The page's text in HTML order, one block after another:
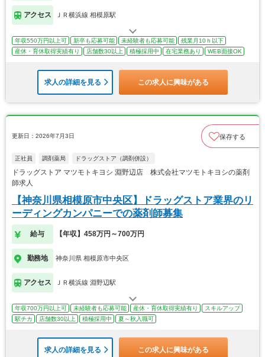
アクセス ＪＲ横浜線 相模原駅
年収550万円以上可 新卒も応募可能 未経験者も応募可能
残業月10ｈ以下
産休・育休取得実績有り
店舗数30以上 積極採用中 在宅業務あり WEB面接OK
求人の詳細を見る この求人に興味がある
更新日：2026年7月3日 保存する
正社員 調剤薬局 ドラッグストア（調剤併設）
ドラッグストア マツモトキヨシ 淵野辺店 株式会社マツモトキヨシの薬剤
師求人
【神奈川県相模原市中央区】ドラッグストア業界のリ
ーディングカンパニーでの薬剤師募集
給与 【年収】458万円～700万円
勤務地 神奈川県 相模原市中央区
アクセス ＪＲ横浜線 淵野辺駅
年収700万円以上可 未経験者も応募可能 産休・育休取得実績有り
スキルアップ
駅チカ
店舗数30以上 積極採用中 夏～秋入職可
求人の詳細を見る この求人に興味がある